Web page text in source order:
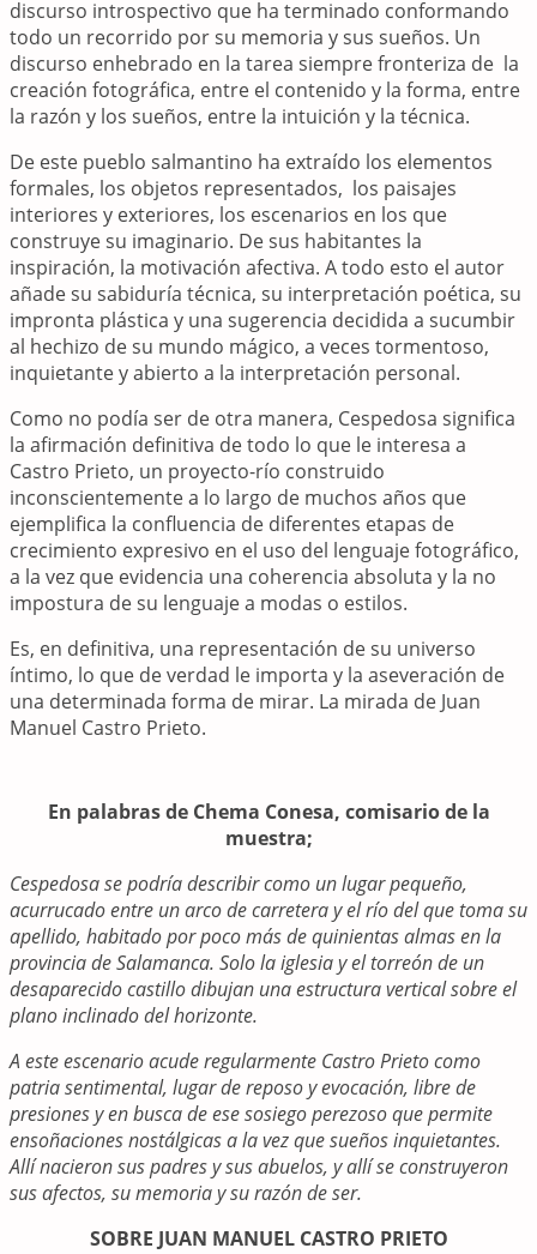
discurso introspectivo que ha terminado conformando
todo un recorrido por su memoria y sus sueños. Un
discurso enhebrado en la tarea siempre fronteriza de la
creación fotográfica, entre el contenido y la forma, entre
la razón y los sueños, entre la intuición y la técnica.
De este pueblo salmantino ha extraído los elementos
formales, los objetos representados, los paisajes
interiores y exteriores, los escenarios en los que
construye su imaginario. De sus habitantes la
inspiración, la motivación afectiva. A todo esto el autor
añade su sabiduría técnica, su interpretación poética, su
impronta plástica y una sugerencia decidida a sucumbir
al hechizo de su mundo mágico, a veces tormentoso,
inquietante y abierto a la interpretación personal.
Como no podía ser de otra manera, Cespedosa significa
la afirmación definitiva de todo lo que le interesa a
Castro Prieto, un proyecto-río construido
inconscientemente a lo largo de muchos años que
ejemplifica la confluencia de diferentes etapas de
crecimiento expresivo en el uso del lenguaje fotográfico,
a la vez que evidencia una coherencia absoluta y la no
impostura de su lenguaje a modas o estilos.
Es, en definitiva, una representación de su universo
íntimo, lo que de verdad le importa y la aseveración de
una determinada forma de mirar. La mirada de Juan
Manuel Castro Prieto.
En palabras de Chema Conesa, comisario de la
muestra;
Cespedosa se podría describir como un lugar pequeño,
acurrucado entre un arco de carretera y el río del que toma su
apellido, habitado por poco más de quinientas almas en la
provincia de Salamanca. Solo la iglesia y el torreón de un
desaparecido castillo dibujan una estructura vertical sobre el
plano inclinado del horizonte.
A este escenario acude regularmente Castro Prieto como
patria sentimental, lugar de reposo y evocación, libre de
presiones y en busca de ese sosiego perezoso que permite
ensoñaciones nostálgicas a la vez que sueños inquietantes.
Allí nacieron sus padres y sus abuelos, y allí se construyeron
sus afectos, su memoria y su razón de ser.
SOBRE JUAN MANUEL CASTRO PRIETO